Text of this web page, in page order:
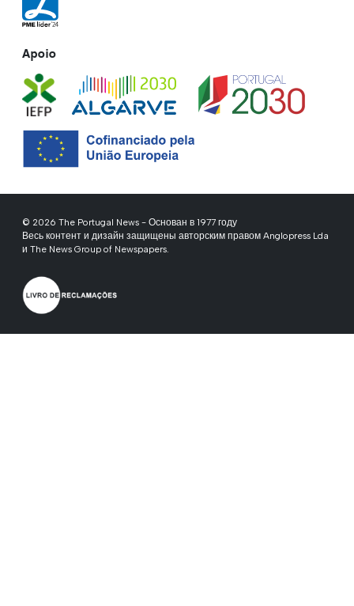
Apoio
© 2026 The Portugal News - Основан в 1977 году
Весь контент и дизайн защищены авторским правом Anglopress Lda
и The News Group of Newspapers.